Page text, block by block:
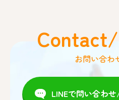
お問い合
LINEで問い合わ